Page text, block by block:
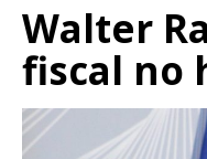
Walter
fiscal no